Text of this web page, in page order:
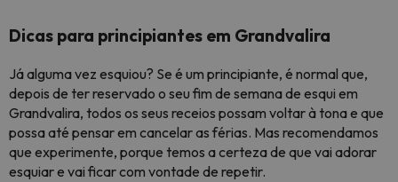
Dicas para principiantes em Grandvalira
Já alguma vez esquiou? Se é um principiante, é normal que,
depois de ter reservado o seu fim de semana de esqui em
Grandvalira, todos os seus receios possam voltar à tona e que
possa até pensar em cancelar as férias. Mas recomendamos
que experimente, porque temos a certeza de que vai adorar
esquiar e vai ficar com vontade de repetir.